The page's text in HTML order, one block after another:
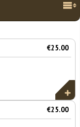
€25.00
€25.00